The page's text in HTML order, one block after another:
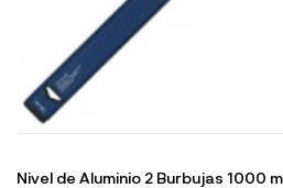
Nivel de Aluminio 2 Burbujas 1000